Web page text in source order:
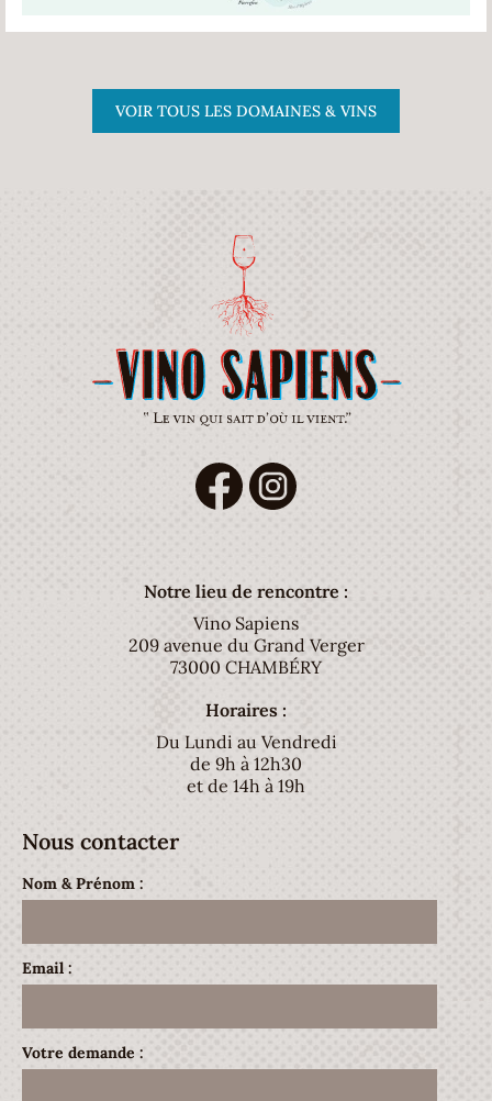
VOIR TOUS LES DOMAINES & VINS
Notre lieu de rencontre :
Vino Sapiens
209 avenue du Grand Verger
73000 CHAMBÉRY
Horaires :
Du Lundi au Vendredi
de 9h à 12h30
et de 14h à 19h
Nous contacter
Nom & Prénom :
Email :
Votre demande :